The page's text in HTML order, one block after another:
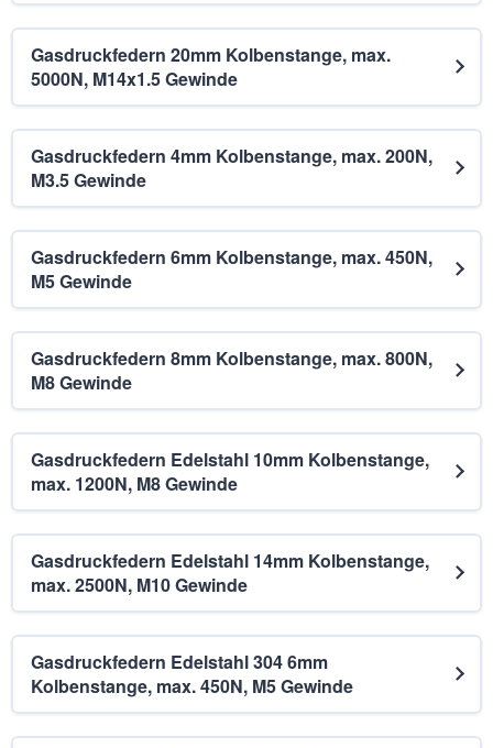
Gasdruckfedern 20mm Kolbenstange, max.
5000N, M14x1.5 Gewinde
Gasdruckfedern 4mm Kolbenstange, max. 200N,
M3.5 Gewinde
Gasdruckfedern 6mm Kolbenstange, max. 450N,
M5 Gewinde
Gasdruckfedern 8mm Kolbenstange, max. 800N,
M8 Gewinde
Gasdruckfedern Edelstahl 10mm Kolbenstange,
max. 1200N, M8 Gewinde
Gasdruckfedern Edelstahl 14mm Kolbenstange,
max. 2500N, M10 Gewinde
Gasdruckfedern Edelstahl 304 6mm
Kolbenstange, max. 450N, M5 Gewinde